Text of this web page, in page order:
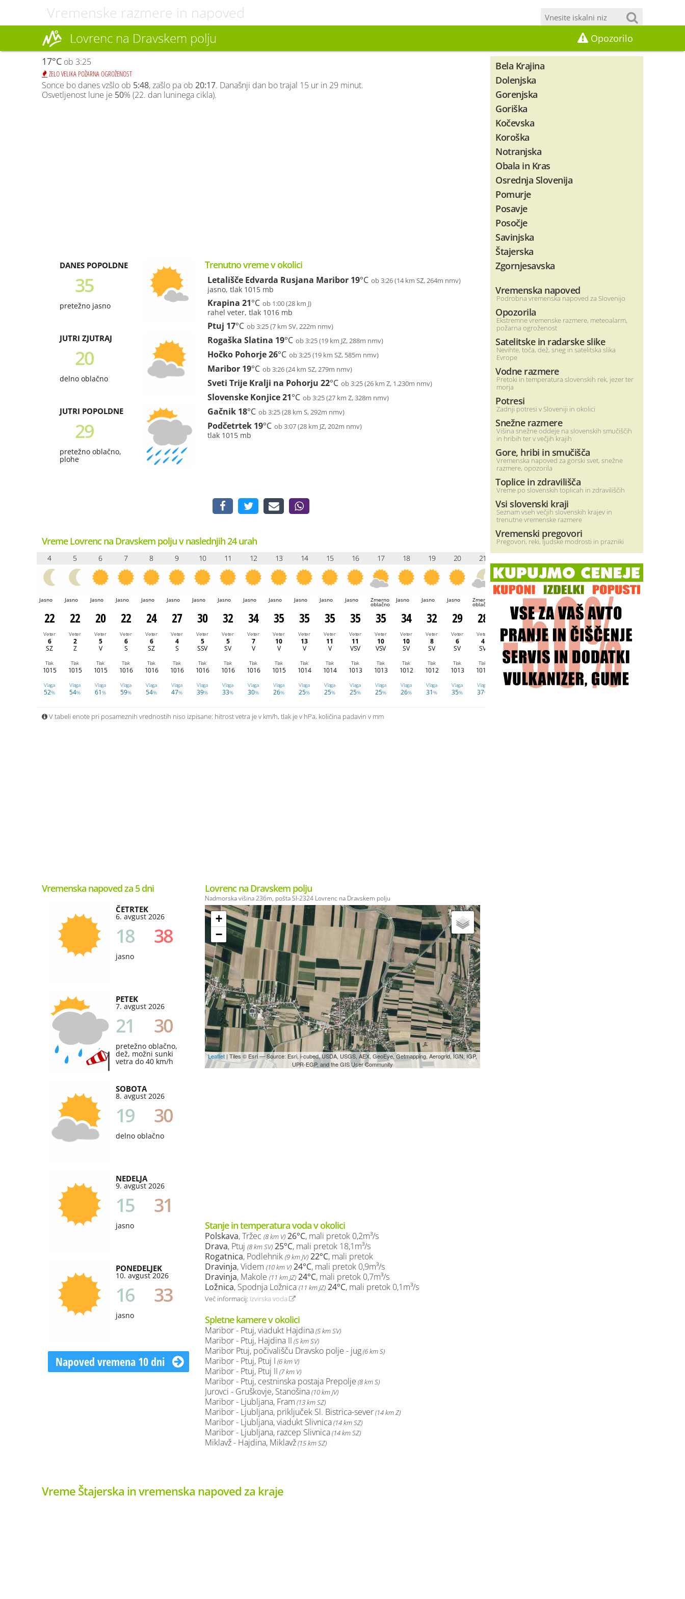
Vremenske razmere in napoved
Lovrenc na Dravskem polju Opozorilo
17°C ob 3:25
ZELO VELIKA POŽARNA OGROŽENOST
Sonce bo danes vzšlo ob 5:48, zašlo pa ob 20:17. Današnji dan bo trajal 15 ur in 29 minut.
Osvetljenost lune je 50% (22. dan luninega cikla).
DANES POPOLDNE
35
pretežno jasno
JUTRI ZJUTRAJ
20
delno oblačno
JUTRI POPOLDNE
29
pretežno oblačno,
plohe
Trenutno vreme v okolici
Letališče Edvarda Rusjana Maribor 19°C ob 3:26 (14 km SZ, 264m nmv)
jasno, tlak 1015 mb
Krapina 21°C ob 1:00 (28 km J)
rahel veter, tlak 1016 mb
Ptuj 17°C ob 3:25 (7 km SV, 222m nmv)
Rogaška Slatina 19°C ob 3:25 (19 km JZ, 288m nmv)
Hočko Pohorje26°C ob 3:25 (19 km SZ, 585m nmv)
Maribor 19°C ob 3:26 (24 km SZ, 279m nmv)
Sveti Trije Kralji na Pohorju 22°C ob 3:25 (26 km Z, 1.230m nmv)
Slovenske Konjice21°C ob 3:25 (27 km Z, 328m nmv)
Gačnik 18°C ob 3:25 (28 km S, 292m nmv)
Podčetrtek 19°C ob 3:07 (28 km JZ, 202m nmv)
tlak 1015 mb
Vreme Lovrenc na Dravskem polju v naslednjih 24 urah
4 5 6 7 8 9 10 11 12 13 14 15 16 17 18 19 20 21
Jasno Jasno Jasno Jasno Jasno Jasno Jasno Jasno Jasno Jasno Jasno Jasno Jasno Zmerno
oblačno
Jasno Jasno Jasno Zmerno
oblačno
Zmerno Jasno Jasno Jasno
22 22 20 22 24 27 30 32 34 35 35 35 35 35 34 32 29 28 27 26 25 24 23
Veter
6
SZ
Veter
2
Z
Veter
5
V
Veter
6
S
Veter
6
SZ
Veter
4
S
Veter
5
SSV
Veter
5
SV
Veter
7
V
Veter
10
V
Veter
13
V
Veter
11
V
Veter
11
VSV
Veter
10
VSV
Veter
10
SV
Veter
8
SV
Veter
6
SV
Veter
4
SV
Veter
2
SV
Veter
9
SSV
Veter
15
S
Veter
13
S
Veter
14
S
Veter
14
Tlak
1015
Tlak
1015
Tlak
1015
Tlak
1016
Tlak
1016
Tlak
1016
Tlak
1016
Tlak
1016
Tlak
1016
Tlak
1015
Tlak
1014
Tlak
1014
Tlak
1013
Tlak
1013
Tlak
1012
Tlak
1012
Tlak
1013
Tlak
1013
Tlak
1013
Tlak
1013
Tlak
1014
Tlak
1015
Tlak
1015
Vlaga
52%
Vlaga
54%
Vlaga
61%
Vlaga
59%
Vlaga
54%
Vlaga
47%
Vlaga
39%
Vlaga
33%
Vlaga
30%
Vlaga
26%
Vlaga
25%
Vlaga
25%
Vlaga
25%
Vlaga
25%
Vlaga
26%
Vlaga
31%
Vlaga
35%
Vlaga
37%
Vlaga Vlaga Vlaga Vlaga Vlaga
V tabeli enote pri posameznih vrednostih niso izpisane: hitrost vetra je v km/h, tlak je v hPa, količina padavin v mm
Vremenska napoved za 5 dni
ČETRTEK
6. avgust 2026
18 38
jasno
PETEK
7. avgust 2026
21 30
pretežno oblačno,
dež, možni sunki
vetra do 40 km/h
SOBOTA
8. avgust 2026
19 30
delno oblačno
NEDELJA
9. avgust 2026
15 31
jasno
PONEDELJEK
10. avgust 2026
16 33
jasno
Napoved vremena 10 dni
Lovrenc na Dravskem polju
Nadmorska višina 236m, pošta SI-2324 Lovrenc na Dravskem polju
+
−
Leaflet | Tiles © Esri — Source: Esri, i-cubed, USDA, USGS, AEX, GeoEye, Getmapping, Aerogrid, IGN, IGP,
UPR-EGP, and the GIS User Community
Stanje in temperatura voda v okolici
Polskava, Tržec (8 km V) 26°C, mali pretok 0,2m³/s
Drava, Ptuj (8 km SV) 25°C, mali pretok 18,1m³/s
Rogatnica, Podlehnik (9 km JV) 22°C, mali pretok
Dravinja, Videm (10 km V) 24°C, mali pretok 0,9m³/s
Dravinja, Makole (11 km JZ) 24°C, mali pretok 0,7m³/s
Ložnica, Spodnja Ložnica (11 km JZ) 24°C, mali pretok 0,1m³/s
Več informacij: Izvirska voda
Spletne kamere v okolici
Maribor - Ptuj, viadukt Hajdina(5 km SV)
Maribor - Ptuj, Hajdina II (5 km SV)
Maribor Ptuj, počivališču Dravsko polje - jug(6 km S)
Maribor - Ptuj, Ptuj I (6 km V)
Maribor - Ptuj, Ptuj II (7 km V)
Maribor - Ptuj, cestninska postaja Prepolje (8 km S)
Jurovci - Gruškovje, Stanošina(10 km JV)
Maribor - Ljubljana, Fram (13 km SZ)
Maribor - Ljubljana, priključek Sl. Bistrica-sever(14 km Z)
Maribor - Ljubljana, viadukt Slivnica(14 km SZ)
Maribor - Ljubljana, razcep Slivnica(14 km SZ)
Miklavž - Hajdina, Miklavž(15 km SZ)
Vreme Štajerska in vremenska napoved za kraje
Bela Krajina
Dolenjska
Gorenjska
Goriška
Kočevska
Koroška
Notranjska
Obala in Kras
Osrednja Slovenija
Pomurje
Posavje
Posočje
Savinjska
Štajerska
Zgornjesavska
Vremenska napoved
Podrobna vremenska napoved za Slovenijo
Opozorila
Ekstremne vremenske razmere, meteoalarm,
požarna ogroženost
Satelitske in radarske slike
Nevihte, toča, dež, sneg in satelitska slika
Evrope
Vodne razmere
Pretoki in temperatura slovenskih rek, jezer ter
morja
Potresi
Zadnji potresi v Sloveniji in okolici
Snežne razmere
Višina snežne oddeje na slovenskih smučiščih
in hribih ter v večjih krajih
Gore, hribi in smučišča
Vremenska napoved za gorski svet, snežne
razmere, opozorila
Toplice in zdravilišča
Vreme po slovenskih toplicah in zdraviliščih
Vsi slovenski kraji
Seznam vseh večjih slovenskih krajev in
trenutne vremenske razmere
Vremenski pregovori
Pregovori, reki, ljudske modrosti in prazniki